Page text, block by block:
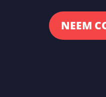
NEEM